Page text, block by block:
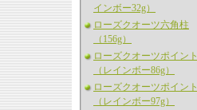
インボー32g）
ローズクオーツ六角柱
（156g）
ローズクオーツポイント
（レインボー86g）
ローズクオーツポイント
（レインボー97g）